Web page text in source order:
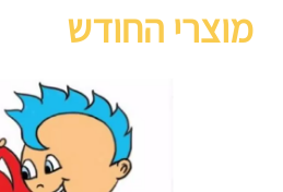
מוצרי החודש